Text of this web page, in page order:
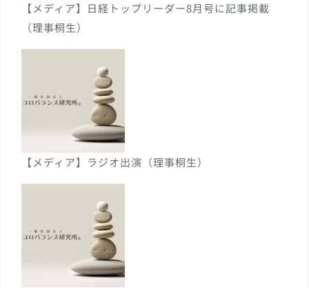
【メディア】日経トップリーダー8月号に記事掲載
（理事桐生）
【メディア】ラジオ出演（理事桐生）